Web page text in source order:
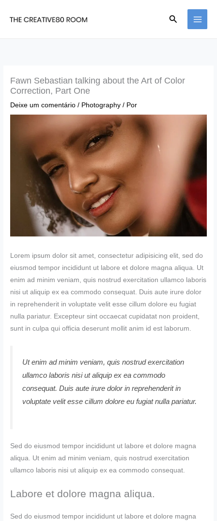
para
Pesquisar
Fawn Sebastian talking about the Art of Color
Correction, Part One
Deixe um comentário / Photography / Por
Lorem ipsum dolor sit amet, consectetur adipisicing elit, sed do
eiusmod tempor incididunt ut labore et dolore magna aliqua. Ut
enim ad minim veniam, quis nostrud exercitation ullamco laboris
nisi ut aliquip ex ea commodo consequat. Duis aute irure dolor
in reprehenderit in voluptate velit esse cillum dolore eu fugiat
nulla pariatur. Excepteur sint occaecat cupidatat non proident,
sunt in culpa qui officia deserunt mollit anim id est laborum.
Ut enim ad minim veniam, quis nostrud exercitation
ullamco laboris nisi ut aliquip ex ea commodo
consequat. Duis aute irure dolor in reprehenderit in
voluptate velit esse cillum dolore eu fugiat nulla pariatur.
Sed do eiusmod tempor incididunt ut labore et dolore magna
aliqua. Ut enim ad minim veniam, quis nostrud exercitation
ullamco laboris nisi ut aliquip ex ea commodo consequat.
Labore et dolore magna aliqua.
Sed do eiusmod tempor incididunt ut labore et dolore magna